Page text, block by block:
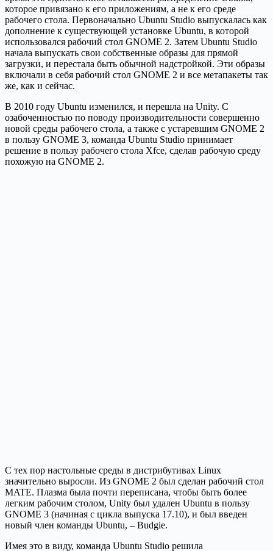
которое привязано к его приложениям, а не к его среде
рабочего стола. Первоначально Ubuntu Studio выпускалась как
дополнение к существующей установке Ubuntu, в которой
использовался рабочий стол GNOME 2. Затем Ubuntu Studio
начала выпускать свои собственные образы для прямой
загрузки, и перестала быть обычной надстройкой. Эти образы
включали в себя рабочий стол GNOME 2 и все метапакеты так
же, как и сейчас.
В 2010 году Ubuntu изменился, и перешла на Unity. С
озабоченностью по поводу производительности совершенно
новой среды рабочего стола, а также с устаревшим GNOME 2
в пользу GNOME 3, команда Ubuntu Studio принимает
решение в пользу рабочего стола Xfce, сделав рабочую среду
похожую на GNOME 2.
С тех пор настольные среды в дистрибутивах Linux
значительно выросли. Из GNOME 2 был сделан рабочий стол
MATE. Плазма была почти переписана, чтобы быть более
легким рабочим столом, Unity был удален Ubuntu в пользу
GNOME 3 (начиная с цикла выпуска 17.10), и был введен
новый член команды Ubuntu, – Budgie.
Имея это в виду, команда Ubuntu Studio решила